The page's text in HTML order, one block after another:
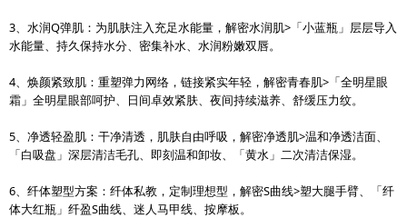
3、水润Q弹肌：为肌肤注入充足水能量，解密水润肌>「小蓝瓶」层层导入
水能量、持久保持水分、密集补水、水润粉嫩双唇。
4、焕颜紧致肌：重塑弹力网络，链接紧实年轻，解密青春肌>「全明星眼
霜」全明星眼部呵护、日间卓效紧肤、夜间持续滋养、舒缓压力纹。
5、净透轻盈肌：干净清透，肌肤自由呼吸，解密净透肌>温和净透洁面、
「白吸盘」深层清洁毛孔、即刻温和卸妆、「黄水」二次清洁保湿。
6、纤体塑型方案：纤体私教，定制理想型，解密S曲线>塑大腿手臂、「纤
体大红瓶」纤盈S曲线、迷人马甲线、按摩板。